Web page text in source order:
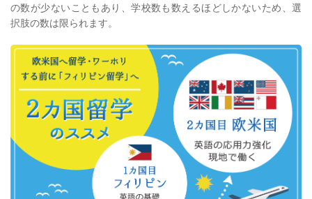
の数が少ないこともあり、学校数も数えるほどしかないため、選
択肢の数は限られます。